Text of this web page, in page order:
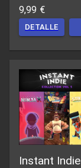
9,99 €
DETALLE
Instant